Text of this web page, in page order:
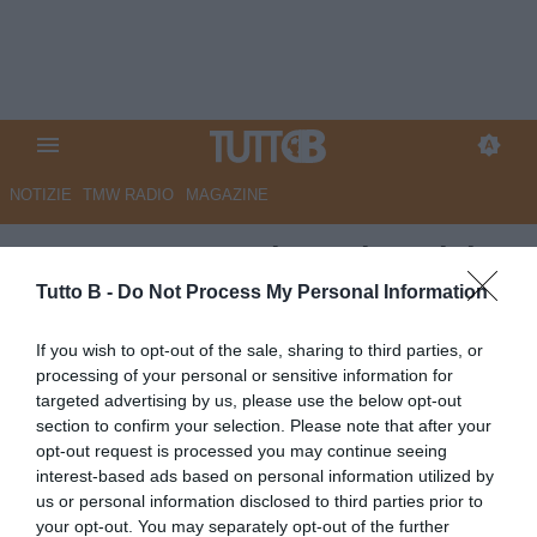
Tutto B - Do Not Process My Personal Information
If you wish to opt-out of the sale, sharing to third parties, or
processing of your personal or sensitive information for
targeted advertising by us, please use the below opt-out
section to confirm your selection. Please note that after your
opt-out request is processed you may continue seeing
interest-based ads based on personal information utilized by
us or personal information disclosed to third parties prior to
your opt-out. You may separately opt-out of the further
NOTIZIE TMW RADIO MAGAZINE
B-Scout: Samuel Bastien, dal
Belgio all'Avellino per stupire...
e far rimpiangere il Liverpool
Autore Francesco Digilio
22.10.2015 15:00 B-SCOUT
vedi letture